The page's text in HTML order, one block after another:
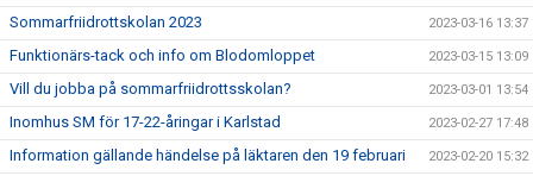
Sommarfriidrottskolan 2023 2023-03-16 13:37
Funktionärs-tack och info om Blodomloppet 2023-03-15 13:09
Vill du jobba på sommarfriidrottsskolan? 2023-03-01 13:54
Inomhus SM för 17-22-åringar i Karlstad 2023-02-27 17:48
Information gällande händelse på läktaren den 19 februari 2023-02-20 15:32